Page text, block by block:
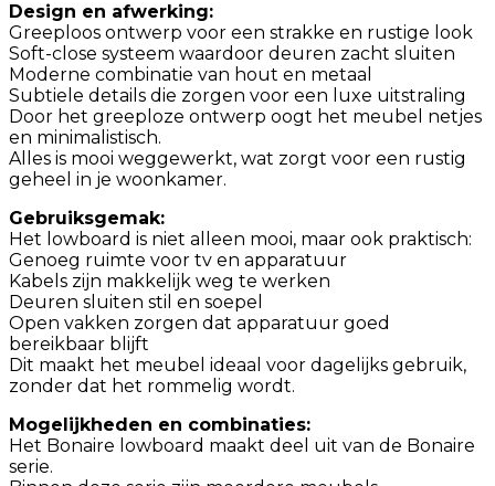
Design en afwerking:
Greeploos ontwerp voor een strakke en rustige look
Soft-close systeem waardoor deuren zacht sluiten
Moderne combinatie van hout en metaal
Subtiele details die zorgen voor een luxe uitstraling
Door het greeploze ontwerp oogt het meubel netjes
en minimalistisch.
Alles is mooi weggewerkt, wat zorgt voor een rustig
geheel in je woonkamer.
Gebruiksgemak:
Het lowboard is niet alleen mooi, maar ook praktisch:
Genoeg ruimte voor tv en apparatuur
Kabels zijn makkelijk weg te werken
Deuren sluiten stil en soepel
Open vakken zorgen dat apparatuur goed
bereikbaar blijft
Dit maakt het meubel ideaal voor dagelijks gebruik,
zonder dat het rommelig wordt.
Mogelijkheden en combinaties:
Het Bonaire lowboard maakt deel uit van de Bonaire
serie.